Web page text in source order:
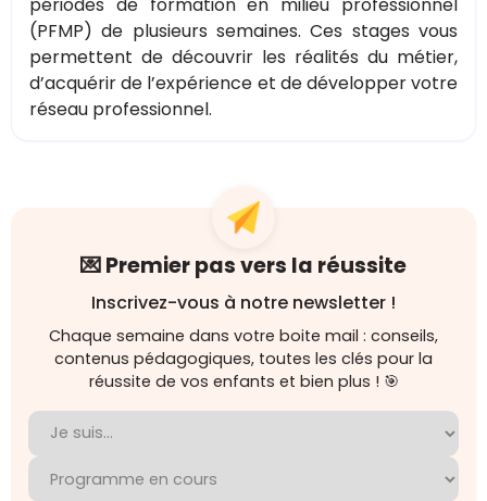
(PFMP) de plusieurs semaines. Ces stages vous
permettent de découvrir les réalités du métier,
d’acquérir de l’expérience et de développer votre
réseau professionnel.
💌 Premier pas vers la réussite
Inscrivez-vous à notre newsletter !
Chaque semaine dans votre boite mail : conseils,
contenus pédagogiques, toutes les clés pour la
réussite de vos enfants et bien plus ! 🎯